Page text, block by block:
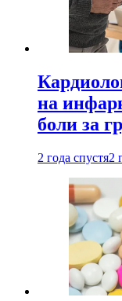
на
боли за
2 года спустя2